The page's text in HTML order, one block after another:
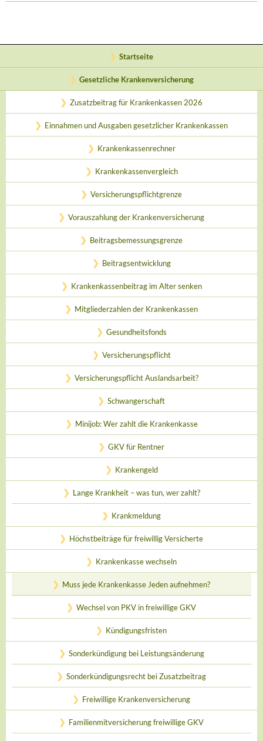
Startseite
Gesetzliche Krankenversicherung
Zusatzbeitrag für Krankenkassen 2026
Einnahmen und Ausgaben gesetzlicher Krankenkassen
Krankenkassenrechner
Krankenkassenvergleich
Versicherungspflichtgrenze
Vorauszahlung der Krankenversicherung
Beitragsbemessungsgrenze
Beitragsentwicklung
Krankenkassenbeitrag im Alter senken
Mitgliederzahlen der Krankenkassen
Gesundheitsfonds
Versicherungspflicht
Versicherungspflicht Auslandsarbeit?
Schwangerschaft
Minijob: Wer zahlt die Krankenkasse
GKV für Rentner
Krankengeld
Lange Krankheit – was tun, wer zahlt?
Krankmeldung
Höchstbeiträge für freiwillig Versicherte
Krankenkasse wechseln
Muss jede Krankenkasse Jeden aufnehmen?
Wechsel von PKV in freiwillige GKV
Kündigungsfristen
Sonderkündigung bei Leistungsänderung
Sonderkündigungsrecht bei Zusatzbeitrag
Freiwillige Krankenversicherung
Familienmitversicherung freiwillige GKV